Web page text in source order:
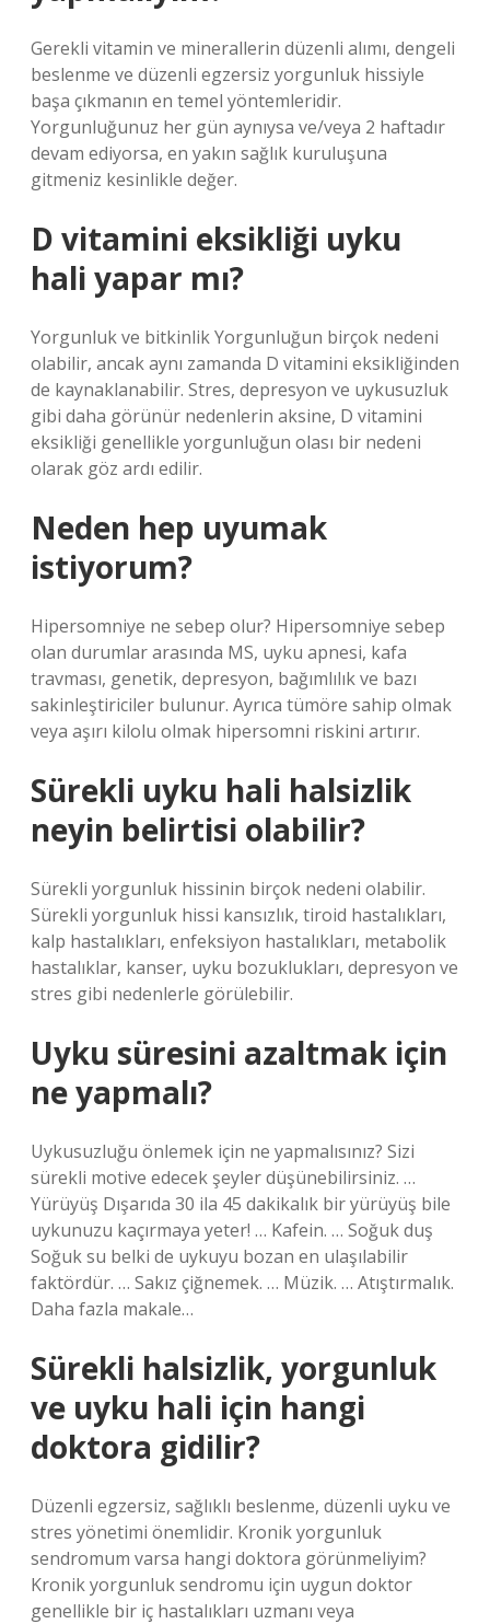
Gerekli vitamin ve minerallerin düzenli alımı, dengeli
beslenme ve düzenli egzersiz yorgunluk hissiyle
başa çıkmanın en temel yöntemleridir.
Yorgunluğunuz her gün aynıysa ve/veya 2 haftadır
devam ediyorsa, en yakın sağlık kuruluşuna
gitmeniz kesinlikle değer.
D vitamini eksikliği uyku
hali yapar mı?
Yorgunluk ve bitkinlik Yorgunluğun birçok nedeni
olabilir, ancak aynı zamanda D vitamini eksikliğinden
de kaynaklanabilir. Stres, depresyon ve uykusuzluk
gibi daha görünür nedenlerin aksine, D vitamini
eksikliği genellikle yorgunluğun olası bir nedeni
olarak göz ardı edilir.
Neden hep uyumak
istiyorum?
Hipersomniye ne sebep olur? Hipersomniye sebep
olan durumlar arasında MS, uyku apnesi, kafa
travması, genetik, depresyon, bağımlılık ve bazı
sakinleştiriciler bulunur. Ayrıca tümöre sahip olmak
veya aşırı kilolu olmak hipersomni riskini artırır.
Sürekli uyku hali halsizlik
neyin belirtisi olabilir?
Sürekli yorgunluk hissinin birçok nedeni olabilir.
Sürekli yorgunluk hissi kansızlık, tiroid hastalıkları,
kalp hastalıkları, enfeksiyon hastalıkları, metabolik
hastalıklar, kanser, uyku bozuklukları, depresyon ve
stres gibi nedenlerle görülebilir.
Uyku süresini azaltmak için
ne yapmalı?
Uykusuzluğu önlemek için ne yapmalısınız? Sizi
sürekli motive edecek şeyler düşünebilirsiniz. …
Yürüyüş Dışarıda 30 ila 45 dakikalık bir yürüyüş bile
uykunuzu kaçırmaya yeter! … Kafein. … Soğuk duş
Soğuk su belki de uykuyu bozan en ulaşılabilir
faktördür. … Sakız çiğnemek. … Müzik. … Atıştırmalık.
Daha fazla makale…
Sürekli halsizlik, yorgunluk
ve uyku hali için hangi
doktora gidilir?
Düzenli egzersiz, sağlıklı beslenme, düzenli uyku ve
stres yönetimi önemlidir. Kronik yorgunluk
sendromum varsa hangi doktora görünmeliyim?
Kronik yorgunluk sendromu için uygun doktor
genellikle bir iç hastalıkları uzmanı veya